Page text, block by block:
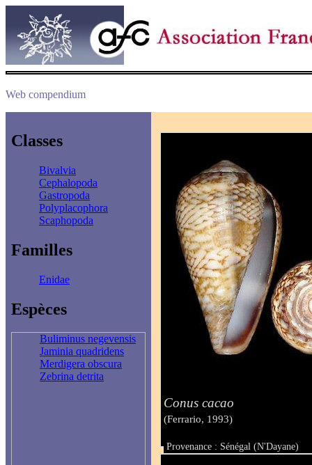
Web compendium
Classes
Bivalvia
Cephalopoda
Gastropoda
Polyplacophora
Scaphopoda
Familles
Enidae
Espèces
Buliminus negevensis
Jaminia quadridens
Merdigera obscura
Zebrina detrita
Conus cacao
(Ferrario, 1993)
Provenance : Sénégal (N'Dayane)
Taille : 27.2 mm